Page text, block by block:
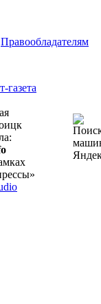
Правообладателям
газета